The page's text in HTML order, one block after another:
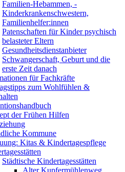
Familien-Hebammen, -
Kinderkrankenschwestern,
Familienhelfer:innen
Patenschaften für Kinder psychisch
belasteter Eltern
Gesundheitsdienstanbieter
Schwangerschaft, Geburt und die
erste Zeit danach
für Fachkräfte
zum Wohlfühlen &
der Frühen Hilfen
Kommune
Kitas & Kindertagespflege
Städtische Kindertagesstätten
Alter Kupfermühlenweg